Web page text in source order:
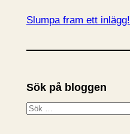
Slumpa fram ett inlägg!
Sök på bloggen
S